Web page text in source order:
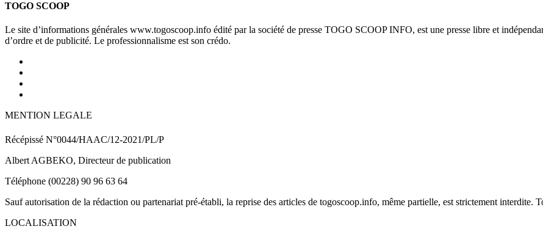
TOGO SCOOP
Le site d’informations générales www.togoscoop.info édité par la société de presse TOGO SCOOP INFO, est une presse libre et
d’ordre et de publicité. Le professionnalisme est son crédo.
MENTION LEGALE
Récépissé N°0044/HAAC/12-2021/PL/P
Albert AGBEKO, Directeur de publication
Téléphone (00228) 90 96 63 64
Sauf autorisation de la rédaction ou partenariat pré-établi, la reprise des articles de togoscoop.info, même partielle, est strictement interdite.
LOCALISATION